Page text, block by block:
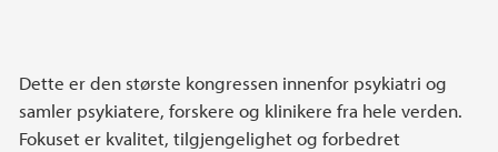
Dette er den største kongressen innenfor psykiatri og
samler psykiatere, forskere og klinikere fra hele verden.
Fokuset er kvalitet, tilgjengelighet og forbedret